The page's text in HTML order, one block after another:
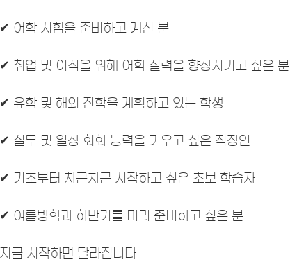
✔ 어학 시험을 준비하고 계신 분
✔ 취업 및 이직을 위해 어학 실력을 향상시키고 싶은 분
✔ 유학 및 해외 진학을 계획하고 있는 학생
✔ 실무 및 일상 회화 능력을 키우고 싶은 직장인
✔ 기초부터 차근차근 시작하고 싶은 초보 학습자
✔ 여름방학과 하반기를 미리 준비하고 싶은 분
지금 시작하면 달라집니다